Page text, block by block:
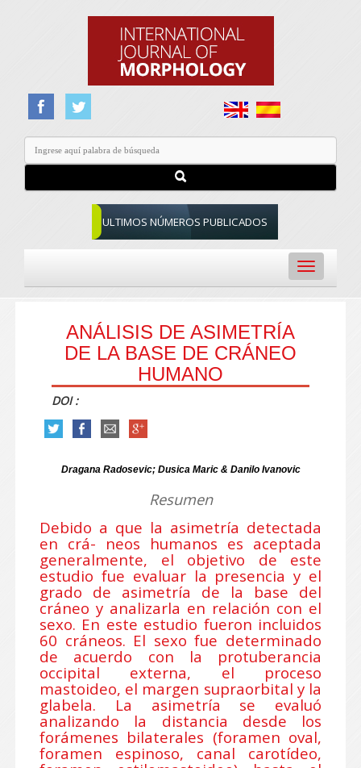
ULTIMOS NÚMEROS PUBLICADOS
Toggle
navigation
ANÁLISIS DE ASIMETRÍA
DE LA BASE DE CRÁNEO
HUMANO
DOI :
Dragana Radosevic; Dusica Maric & Danilo Ivanovic
Resumen
Debido a que la asimetría detectada
en crá- neos humanos es aceptada
generalmente, el objetivo de este
estudio fue evaluar la presencia y el
grado de asimetría de la base del
cráneo y analizarla en relación con el
sexo. En este estudio fueron incluidos
60 cráneos. El sexo fue determinado
de acuerdo con la protuberancia
occipital externa, el proceso
mastoideo, el margen supraorbital y la
glabela. La asimetría se evaluó
analizando la distancia desde los
forámenes bilaterales (foramen oval,
foramen espinoso, canal carotídeo,